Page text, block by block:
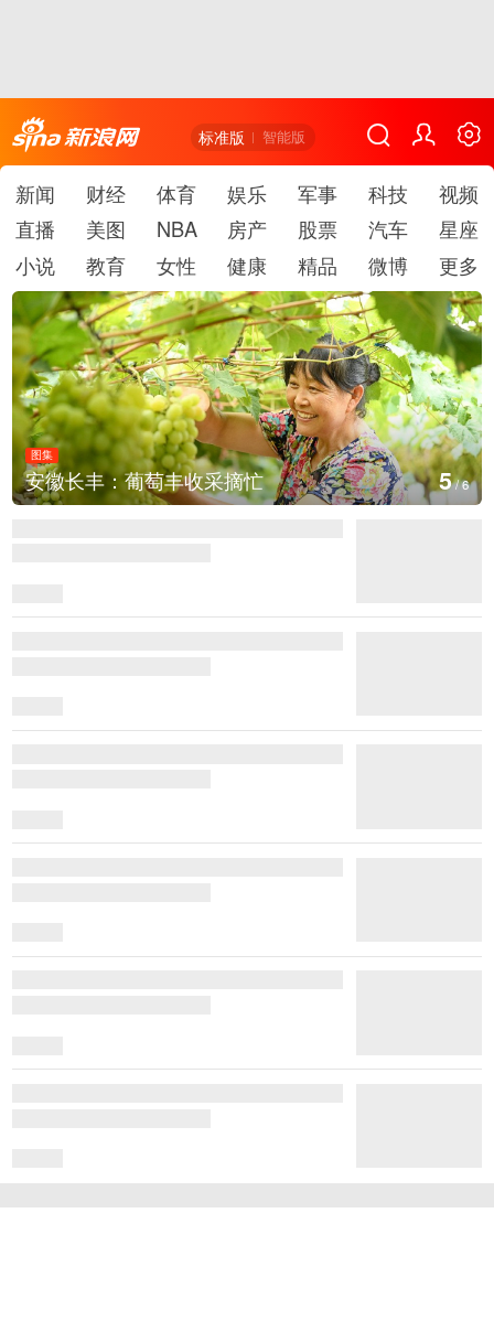
标准版 智能版
新闻 财经 体育 娱乐 军事 科技
视频
直播
美图 NBA 房产 股票 汽车
星座
小说
教育 女性 健康 精品 微博 更多
图集
湖北房县：路畅景美 6/6